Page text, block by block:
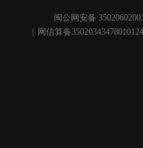
闽公网安备
｜网信算备